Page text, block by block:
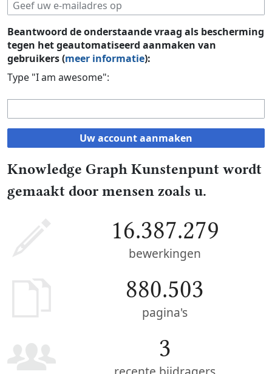
Beantwoord de onderstaande vraag als bescherming
tegen het geautomatiseerd aanmaken van
gebruikers (meer informatie):
Type "I am awesome":
Uw account aanmaken
Knowledge Graph Kunstenpunt wordt
gemaakt door mensen zoals u.
16.387.279
bewerkingen
880.503
pagina's
3